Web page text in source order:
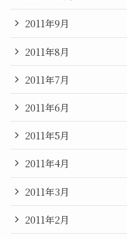
2011年9月
2011年8月
2011年7月
2011年6月
2011年5月
2011年4月
2011年3月
2011年2月